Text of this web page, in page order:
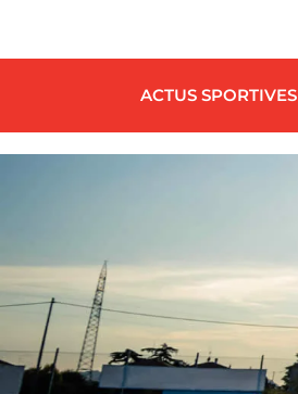
ACTUS SPORTIVES